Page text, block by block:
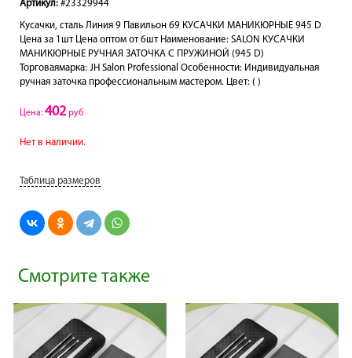
Артикул: #23329944
Кусачки, сталь Линия 9 Павильон 69 КУСАЧКИ МАНИКЮРНЫЕ 945 D
Цена за 1шт Цена оптом от 6шт Наименование: SALON КУСАЧКИ
МАНИКЮРНЫЕ РУЧНАЯ ЗАТОЧКА С ПРУЖИНОЙ (945 D)
Торговаямарка: JH Salon Professional Особенности: Индивидуальная
ручная заточка профессиональным мастером. Цвет: ( )
Цена: 402 руб
Нет в наличии.
Таблица размеров
Смотрите также